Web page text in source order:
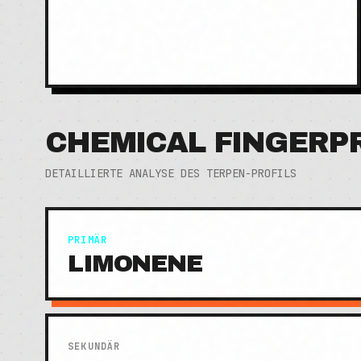
CHEMICAL
DETAILLIERTE ANALYSE DES TERPEN-PROFILS
PRIMÄR
LIMONENE
SEKUNDÄR